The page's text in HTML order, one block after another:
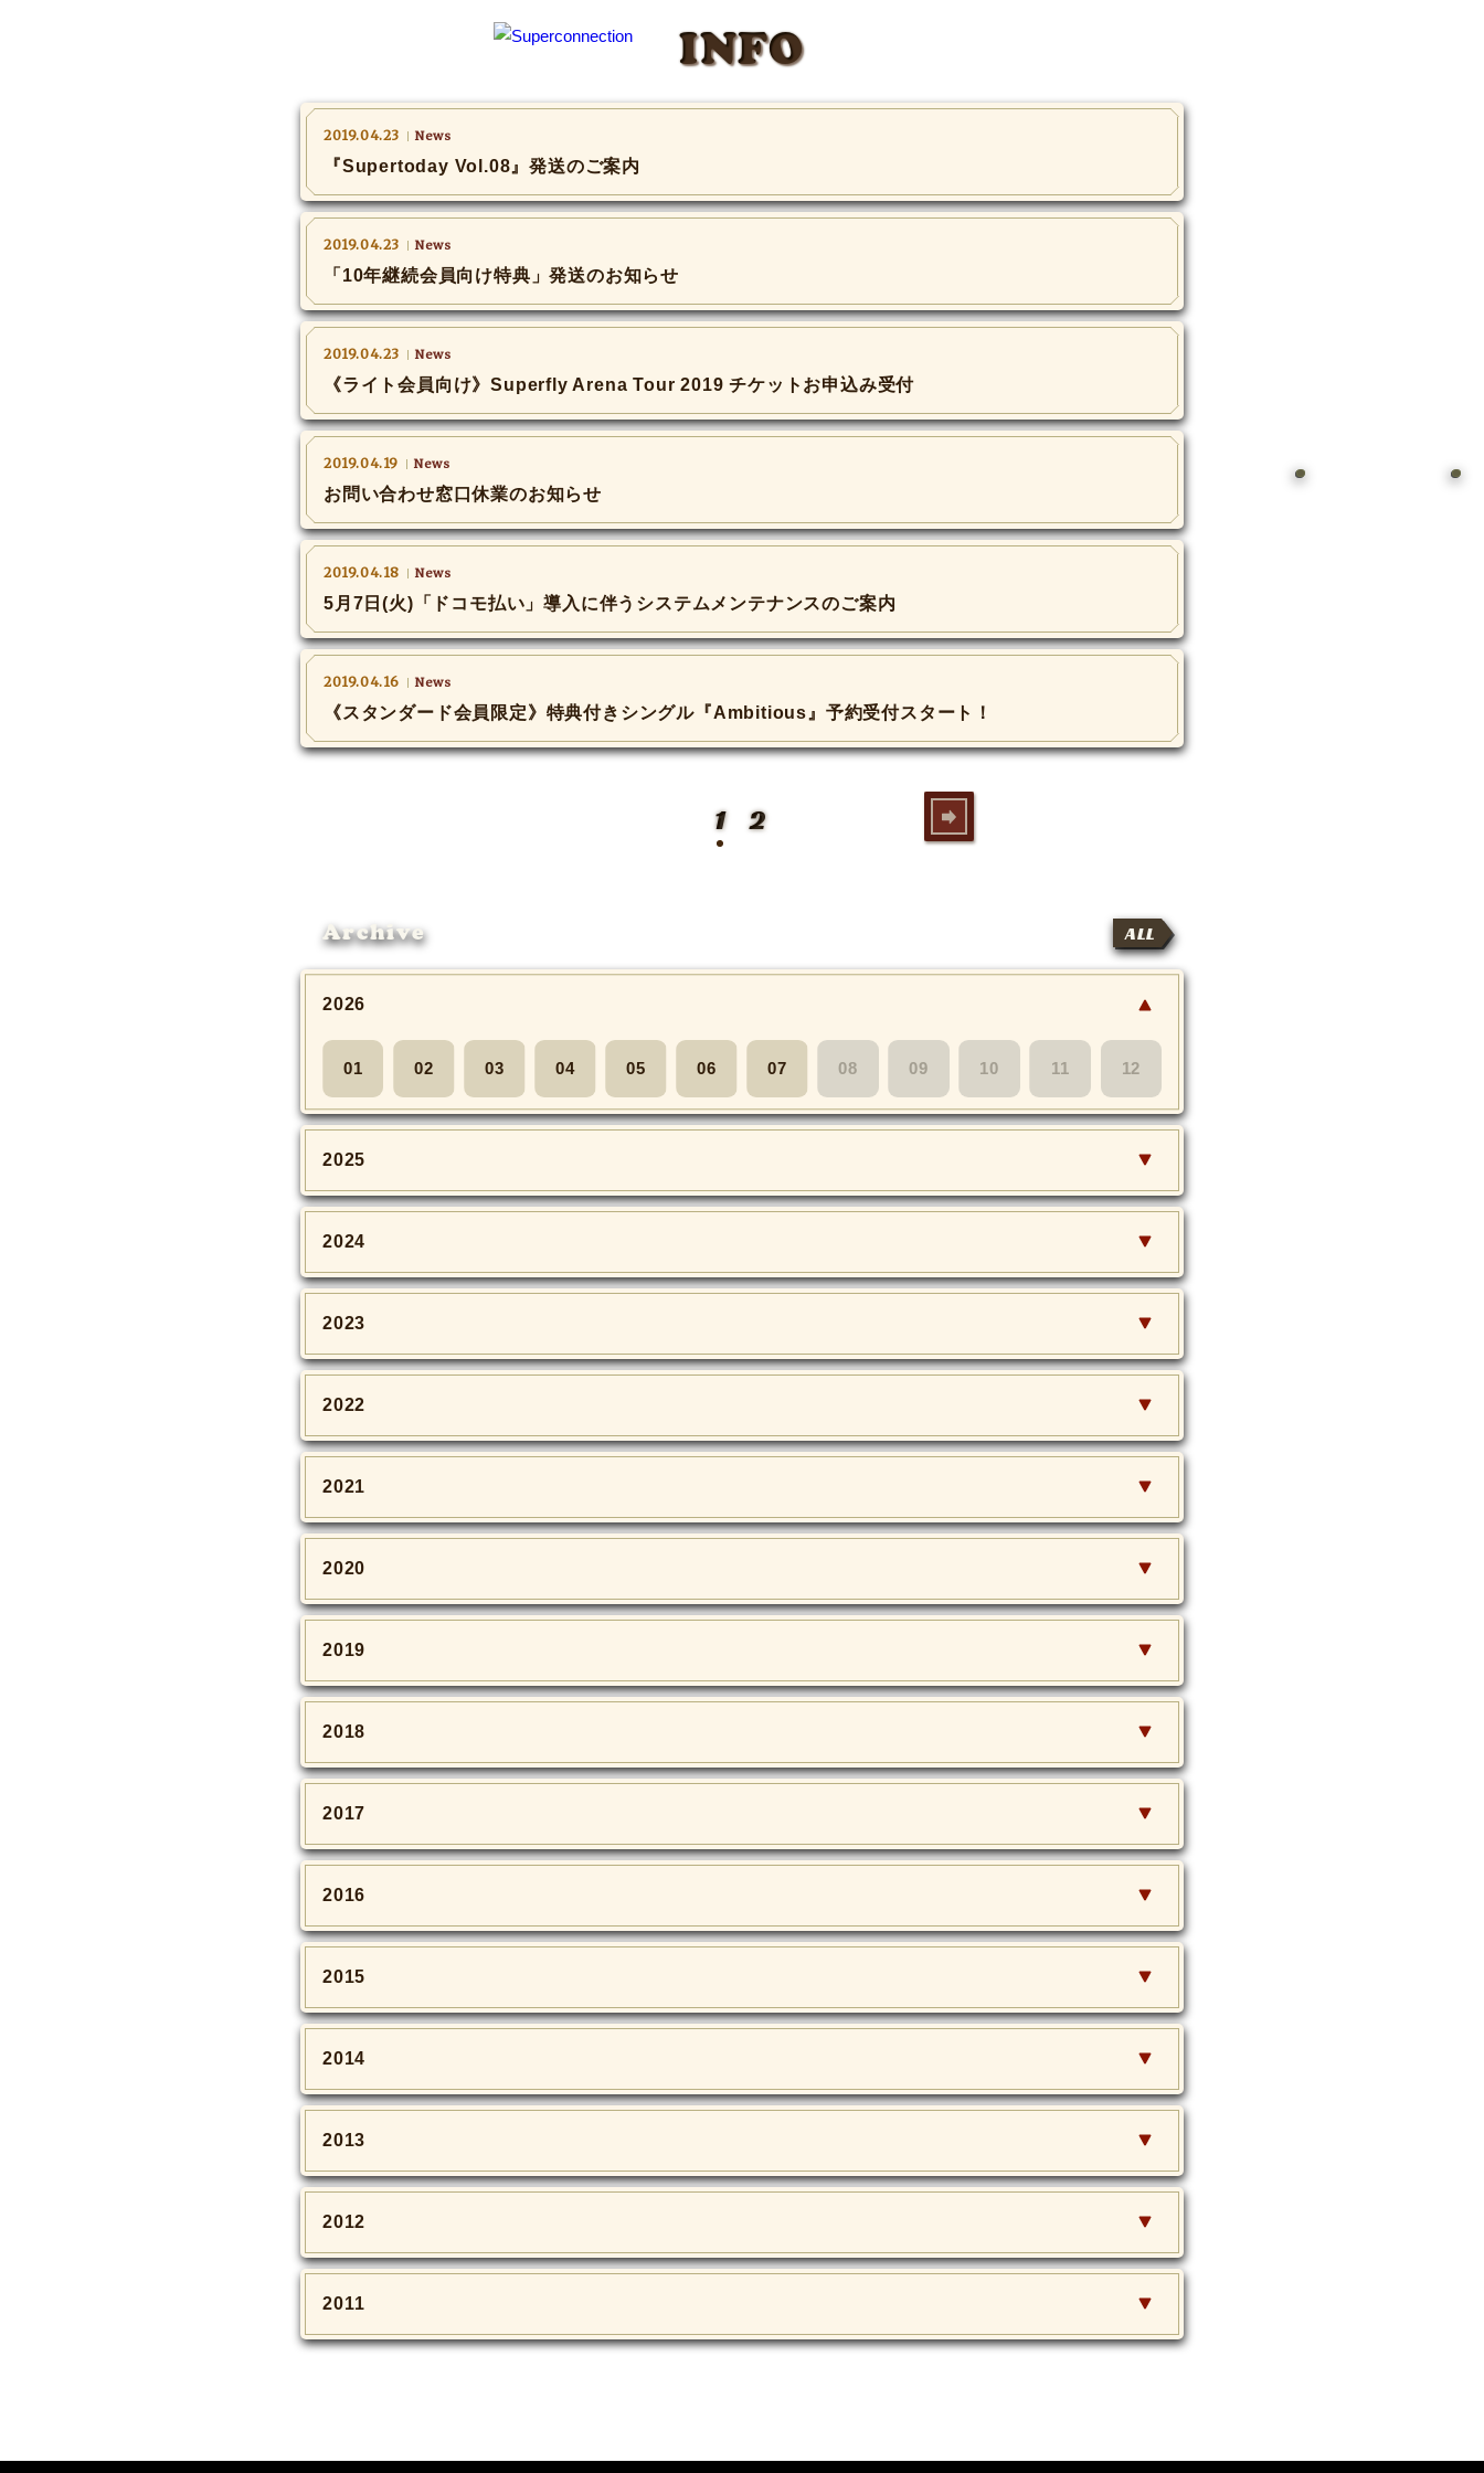
INFO
2019.04.23 News
『Supertoday Vol.08』発送のご案内
2019.04.23 News
「10年継続会員向け特典」発送のお知らせ
2019.04.23 News
《ライト会員向け》Superfly Arena Tour 2019 チケットお申込み受付
2019.04.19 News
お問い合わせ窓口休業のお知らせ
2019.04.18 News
5月7日(火)「ドコモ払い」導入に伴うシステムメンテナンスのご案内
2019.04.16 News
《スタンダード会員限定》特典付きシングル『Ambitious』予約受付スタート！
1 2
Archive ALL
2026
01 02 03 04 05 06 07 08 09 10 11 12
2025
2024
2023
2022
2021
2020
2019
2018
2017
2016
2015
2014
2013
2012
2011